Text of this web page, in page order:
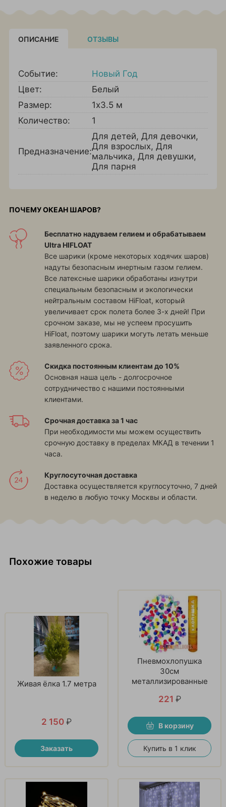
ОПИСАНИЕ ОТЗЫВЫ
Событие:
Новый Год
Цвет:
Белый
Размер:
1х3.5 м
Количество:
1
Предназначение:
Для детей, Для девочки,
Для взрослых, Для
мальчика, Для девушки,
Для парня
ПОЧЕМУ ОКЕАН ШАРОВ?
Бесплатно надуваем гелием и обрабатываем
Ultra HIFLOAT
Все шарики (кроме некоторых ходячих шаров)
надуты безопасным инертным газом гелием.
Все латексные шарики обработаны изнутри
специальным безопасным и экологически
нейтральным составом HiFloat, который
увеличивает срок полета более 3-х дней! При
срочном заказе, мы не успеем просушить
HiFloat, поэтому шарики могуть летать меньше
заявленного срока.
Скидка постоянным клиентам до 10%
Основная наша цель - долгосрочное
сотрудничество с нашими постоянными
клиентами.
Срочная доставка за 1 час
При необходимости мы можем осуществить
срочную доставку в пределах МКАД в течении 1
часа.
Круглосуточная доставка
Доставка осуществляется круглосуточно, 7 дней
в неделю в любую точку Москвы и области.
Похожие товары
Живая ёлка 1.7 метра
2 150 ₽
Заказать
Пневмохлопушка
30см
металлизированные
221 ₽
В корзину
Купить в 1 клик